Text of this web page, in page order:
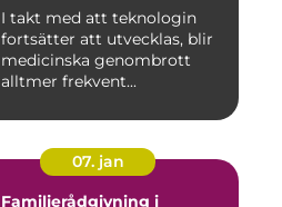
I takt med att teknologin
fortsätter att utvecklas, blir
medicinska genombrott
alltmer frekvent...
07. jan
Familjerådgivning i